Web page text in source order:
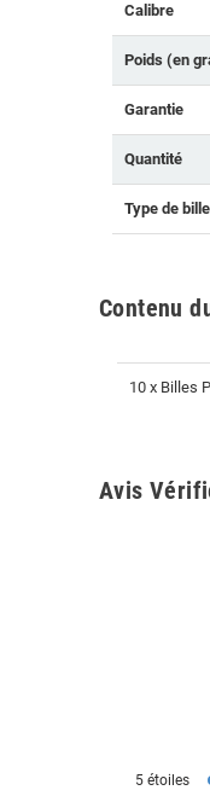
Calibre
Poids (en
Garantie
Quantité
Type de
Contenu
10 x Billes
Avis
5 étoiles